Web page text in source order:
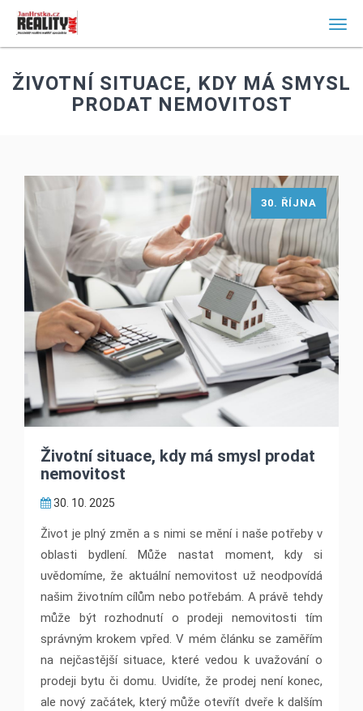
ŽIVOTNÍ SITUACE, KDY MÁ SMYSL
PRODAT NEMOVITOST
Životní situace, kdy má smysl prodat
nemovitost
30. 10. 2025
30. ŘÍJNA
Život je plný změn a s nimi se mění i naše potřeby v
oblasti bydlení. Může nastat moment, kdy si
uvědomíme, že aktuální nemovitost už neodpovídá
našim životním cílům nebo potřebám. A právě tehdy
může být rozhodnutí o prodeji nemovitosti tím
správným krokem vpřed. V mém článku se zaměřím
na nejčastější situace, které vedou k uvažování o
prodeji bytu či domu. Uvidíte, že prodej není konec,
ale nový začátek, který může otevřít dveře k dalším